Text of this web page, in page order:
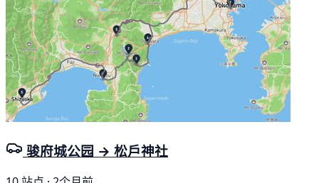
骏府城公园 → 松戶神社